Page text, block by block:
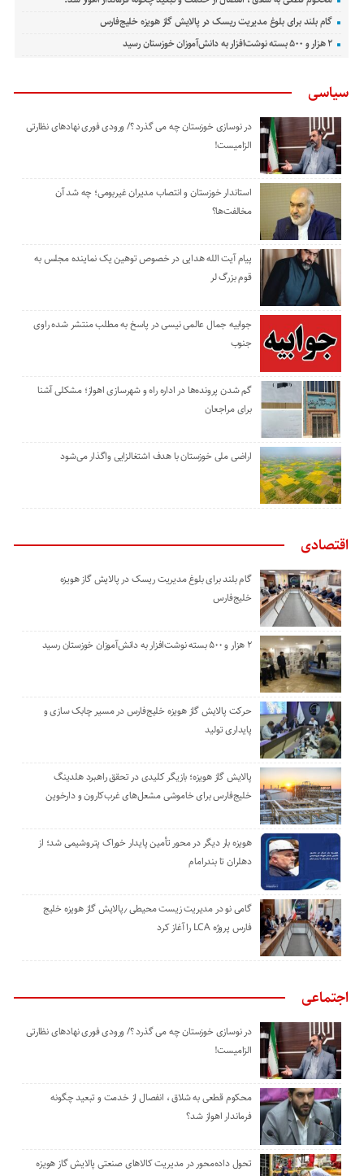
گام بلند برای بلوغ مدیریت ریسک در پالایش گاز هویزه خلیج‌فارس
۲ هزار و ۵۰۰ بسته نوشت‌افزار به دانش‌آموزان خوزستان رسید
سیاسی
در نوسازی خوزستان چه می گذرد ؟/ ورودی فوری نهادهای نظارتی
الزامیست!
استاندار خوزستان و انتصاب مدیران غیربومی؛ چه شد آن
مخالفت‌ها؟
پیام آیت الله هدایی در خصوص توهین یک نماینده مجلس به
قوم بزرگ لر
جوابیه جمال عالمی نیسی در پاسخ به مطلب منتشر شده راوی
جنوب
گم شدن پرونده‌ها در اداره راه و شهرسازی اهواز؛ مشکلی آشنا
برای مراجعان
اراضی ملی خوزستان با هدف اشتغالزایی واگذار می‌شود
اقتصادی
گام بلند برای بلوغ مدیریت ریسک در پالایش گاز هویزه
خلیج‌فارس
۲ هزار و ۵۰۰ بسته نوشت‌افزار به دانش‌آموزان خوزستان رسید
حرکت پالایش گاز هویزه خلیج‌فارس در مسیر چابک سازی و
پایداری تولید
پالایش گاز هویزه؛ بازیگر کلیدی در تحقق راهبرد هلدینگ
خلیج‌فارس برای خاموشی مشعل‌های غرب‌کارون و دارخوین
هویزه بار دیگر در محور تأمین پایدار خوراک پتروشیمی شد؛ از
دهلران تا بندرامام
گامی نو در مدیریت زیست ‌محیطی ٫پالایش گاز هویزه خلیج
‌فارس پروژه LCA را آغاز کرد
اجتماعی
در نوسازی خوزستان چه می گذرد ؟/ ورودی فوری نهادهای نظارتی
الزامیست!
محکوم قطعی به شلاق ، انفصال از خدمت و تبعید چگونه
فرماندار اهواز شد؟
تحول داده‌محور در مدیریت کالاهای صنعتی پالایش گاز هویزه